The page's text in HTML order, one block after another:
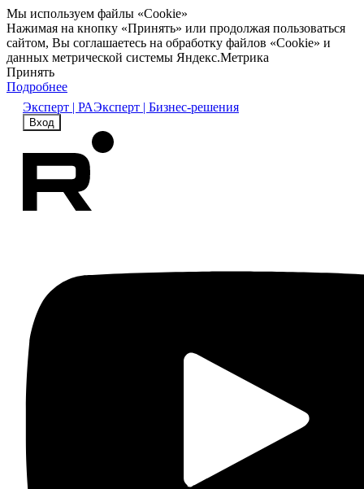
Мы используем файлы «Cookie»
Нажимая на кнопку «Принять» или продолжая пользоваться
сайтом, Вы соглашаетесь на обработку файлов «Cookie» и
данных метрической системы Яндекс.Метрика
Принять
Подробнее
Эксперт | РАЭксперт | Бизнес-решения
Вход